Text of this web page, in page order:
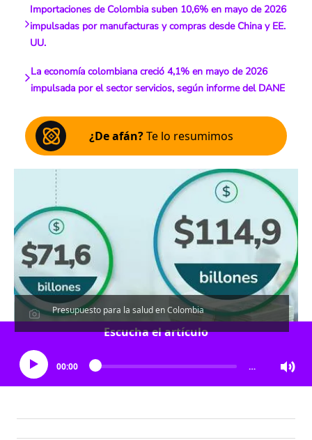
Importaciones de Colombia suben 10,6% en mayo de 2026
impulsadas por manufacturas y compras desde China y EE.
UU.
La economía colombiana creció 4,1% en mayo de 2026
impulsada por el sector servicios, según informe del DANE
¿De afán?Te lo resumimos
Presupuesto para la salud en Colombia
Escucha el artículo
00:00 …